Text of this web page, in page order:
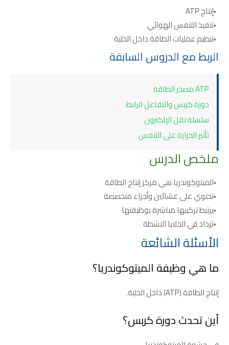
إنتاج ATP
تنفيذ التنفس الهوائي
تنظيم عمليات الطاقة داخل الخلية
الربط مع الدروس السابقة
ATP مصدر الطاقة
دورة كربس والتفاعل الرابط
سلسلة نقل الإلكترون
تأثير الحرارة على التنفس
ملخص الدرس
الميتوكوندريا هي مركز إنتاج الطاقة
تحتوي على غشائين وأجزاء متخصصة
يرتبط تركيبها مباشرة بوظيفتها
تزداد في الخلايا النشطة
الأسئلة الشائعة
ما هي وظيفة الميتوكوندريا؟
إنتاج الطاقة (ATP) داخل الخلية.
أين تحدث دورة كربس؟